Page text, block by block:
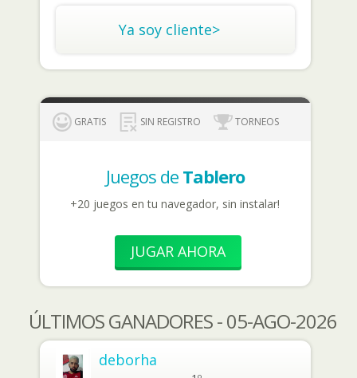
Ya soy cliente>
GRATIS SIN REGISTRO TORNEOS
Juegos de Tablero
+20 juegos en tu navegador, sin instalar!
JUGAR AHORA
ÚLTIMOS GANADORES - 05-AGO-2026
deborha